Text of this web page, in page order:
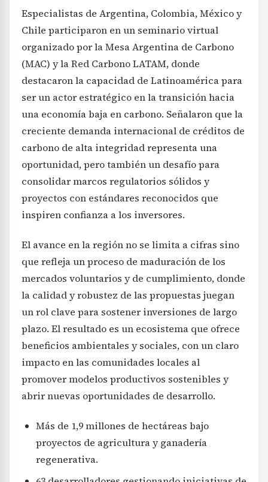
Especialistas de Argentina, Colombia, México y
Chile participaron en un seminario virtual
organizado por la Mesa Argentina de Carbono
(MAC) y la Red Carbono LATAM, donde
destacaron la capacidad de Latinoamérica para
ser un actor estratégico en la transición hacia
una economía baja en carbono. Señalaron que la
creciente demanda internacional de créditos de
carbono de alta integridad representa una
oportunidad, pero también un desafío para
consolidar marcos regulatorios sólidos y
proyectos con estándares reconocidos que
inspiren confianza a los inversores.
El avance en la región no se limita a cifras sino
que refleja un proceso de maduración de los
mercados voluntarios y de cumplimiento, donde
la calidad y robustez de las propuestas juegan
un rol clave para sostener inversiones de largo
plazo. El resultado es un ecosistema que ofrece
beneficios ambientales y sociales, con un claro
impacto en las comunidades locales al
promover modelos productivos sostenibles y
abrir nuevas oportunidades de desarrollo.
Más de 1,9 millones de hectáreas bajo
proyectos de agricultura y ganadería
regenerativa.